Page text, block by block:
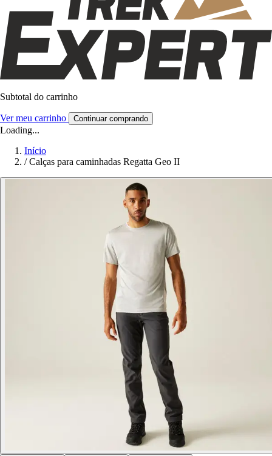
Subtotal do carrinho
Ver meu carrinho Continuar comprando
Loading...
Início
/ Calças para caminhadas Regatta Geo II